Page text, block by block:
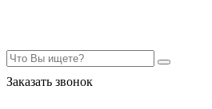
Заказать звонок